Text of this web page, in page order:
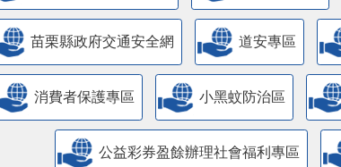
苗栗縣政府交通安全網 道安專區
消費者保護專區 小黑蚊防治區
公益彩券盈餘辦理社會福利專區